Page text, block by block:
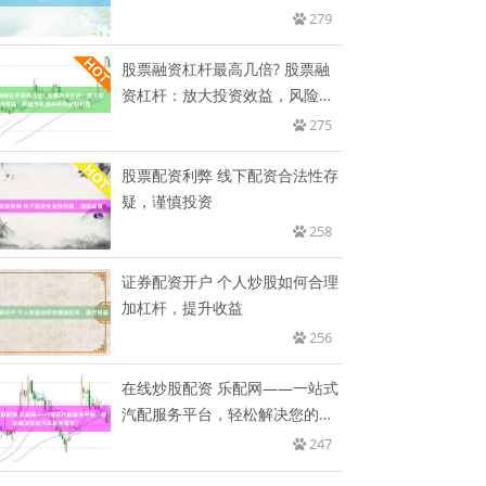
279
股票融资杠杆最高几倍? 股票融
资杠杆：放大投资效益，风险与
275
股票配资利弊 线下配资合法性存
疑，谨慎投资
258
证券配资开户 个人炒股如何合理
加杠杆，提升收益
256
在线炒股配资 乐配网——一站式
汽配服务平台，轻松解决您的汽
247